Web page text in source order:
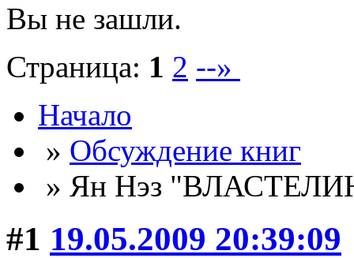
Вы не зашли.
Страница: 1 2 --»
Начало
» Обсуждение книг
» Ян Нэз
#1 19.05.2009 20:39:09